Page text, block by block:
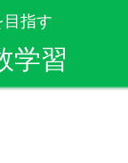
指す
学習